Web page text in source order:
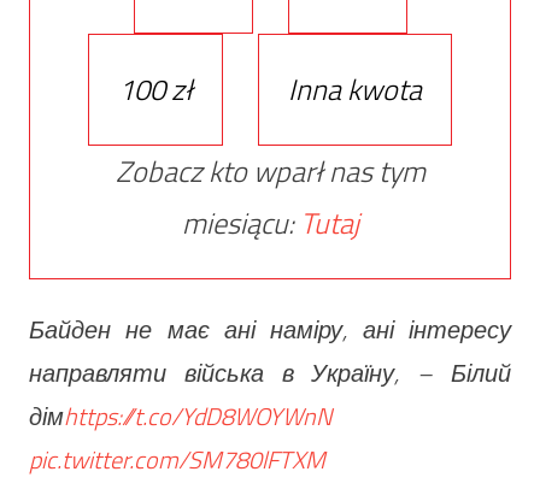
100 zł
Inna kwota
Zobacz kto wparł nas tym
miesiącu: Tutaj
Байден не має ані наміру, ані інтересу
направляти війська в Україну, – Білий
дімhttps://t.co/YdD8WOYWnN
pic.twitter.com/SM780lFTXM